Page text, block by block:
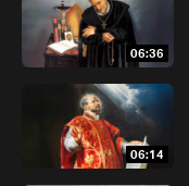
06:36
06:14